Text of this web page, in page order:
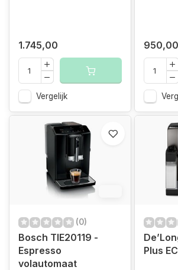
1.745,00
Vergelijk
950,00
(0)
Bosch TIE20119 -
Espresso
volautomaat
Plus